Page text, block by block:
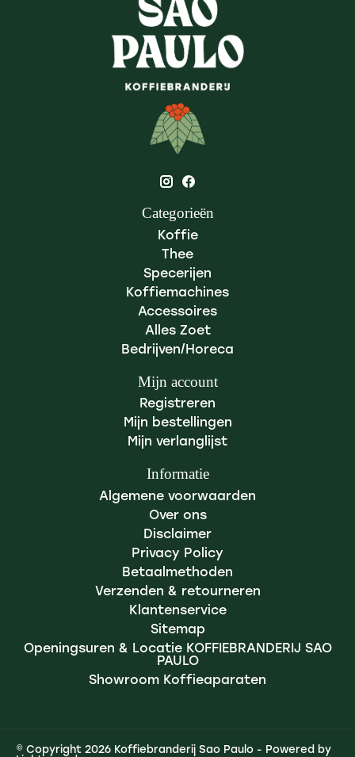
Categorieën
Koffie
Thee
Specerijen
Koffiemachines
Accessoires
Alles Zoet
Bedrijven/Horeca
Mijn account
Registreren
Mijn bestellingen
Mijn verlanglijst
Informatie
Algemene voorwaarden
Over ons
Disclaimer
Privacy Policy
Betaalmethoden
Verzenden & retourneren
Klantenservice
Sitemap
Openingsuren & Locatie KOFFIEBRANDERIJ SAO
PAULO
Showroom Koffieaparaten
© Copyright 2026 Koffiebranderij Sao Paulo - Powered by